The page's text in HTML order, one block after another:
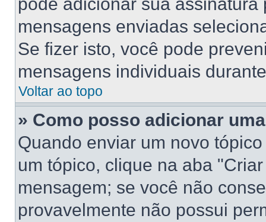
mensagens enviadas
Se fizer isto, você pode
mensagens individuais
Voltar ao topo
» Como posso adicionar
Quando enviar um novo
um tópico, clique na aba
mensagem; se você não
provavelmente não possui